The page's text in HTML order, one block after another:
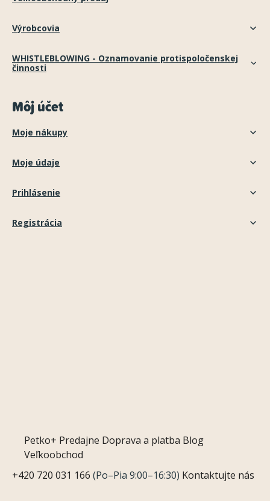
Výrobcovia
WHISTLEBLOWING - Oznamovanie protispoločenskej
činnosti
Môj účet
Moje nákupy
Moje údaje
Prihlásenie
Registrácia
Petko+ Predajne Doprava a platba Blog
Veľkoobchod
+420 720 031 166 (Po–Pia 9:00–16:30) Kontaktujte nás